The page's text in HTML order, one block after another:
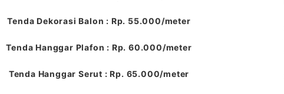
Tenda Dekorasi Balon : Rp. 55.000/meter
Tenda Hanggar Plafon : Rp. 60.000/meter
Tenda Hanggar Serut : Rp. 65.000/meter